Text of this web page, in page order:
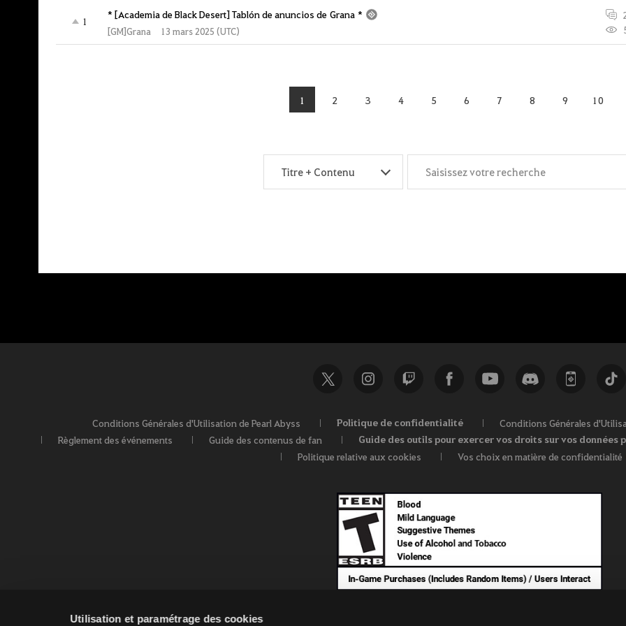
Utilisation et paramétrage des cookies
1
* [Academia de Black Desert] Tablón de anuncios de Grana *
[GM]Grana 13 mars 2025 (UTC)
1 2 3 4 5 6 7 8 9 10
Conditions Générales d'Utilisation de Pearl Abyss Politique de confidentialité Conditions Générales
Règlement des événements
Guide des contenus de fan Guide des outils pour exercer vos droits sur vos données
Politique relative aux cookies
Vos choix en matière de confidentialité